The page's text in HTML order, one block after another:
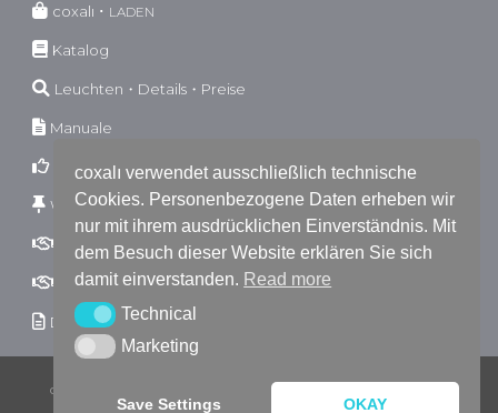
coxalı ･ LADEN
Katalog
Leuchten・Details・Preise
Manuale
Garantıebestımmungen
Wıderrufsbestımmungen
AGB B2C
AGB B2B
Dokumente
coxalı・concrete daylight ‹ © 2026 › Branding & Webseite:
coxalı verwendet ausschließlich technische
Cookies. Personenbezogene Daten erheben wir
nur mit ihrem ausdrücklichen Einverständnis. Mit
dem Besuch dieser Website erklären Sie sich
damit einverstanden. Read more
TechnicalTechnical
MarketingMarketing
Save Settings OKAY